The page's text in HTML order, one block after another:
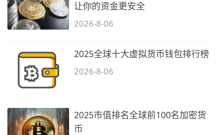
让你的资金更安全
2026-8-06
2025全球十大虚拟货币钱包排行榜
2026-8-06
2025市值排名全球前100名加密货
币